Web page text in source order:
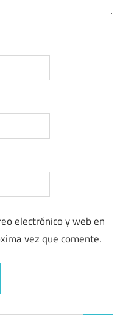
electrónico y web en
vez que comente.